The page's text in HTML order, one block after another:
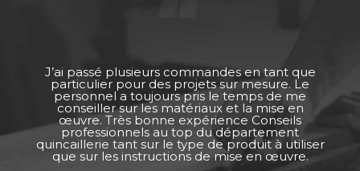
J’ai passé plusieurs commandes en tant que
particulier pour des projets sur mesure. Le
personnel a toujours pris le temps de me
conseiller sur les matériaux et la mise en
œuvre. Très bonne expérience Conseils
professionnels au top du département
quincaillerie tant sur le type de produit à utiliser
que sur les instructions de mise en œuvre.